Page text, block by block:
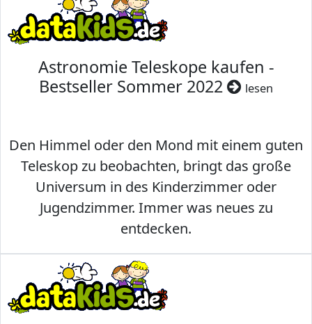
Astronomie Teleskope kaufen -
Bestseller Sommer 2022
lesen
Den Himmel oder den Mond mit einem guten
Teleskop zu beobachten, bringt das große
Universum in des Kinderzimmer oder
Jugendzimmer. Immer was neues zu
entdecken.